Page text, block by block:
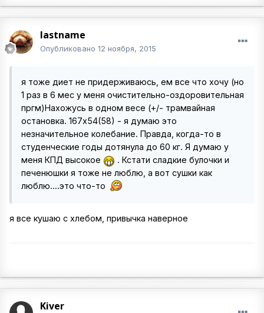
lastname
Опубликовано 12 ноября, 2015
я тоже диет не придерживаюсь, ем все что хочу (но
1 раз в 6 мес у меня очистительно-оздоровительная
пргм)Нахожусь в одном весе (+/- трамвайная
остановка. 167х54(58) - я думаю это
незначительное колебание. Правда, когда-то в
студенческие годы дотянула до 60 кг. Я думаю у
меня КПД высокое
. Кстати сладкие булочки и
печенюшки я тоже не люблю, а вот сушки как
люблю....это что-то
я все кушаю с хлебом, привычка наверное
Kiver